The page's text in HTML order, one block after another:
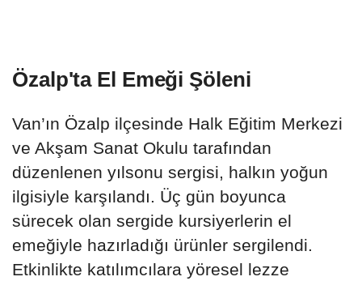
Özalp'ta El Emeği Şöleni
Van’ın Özalp ilçesinde Halk Eğitim Merkezi
ve Akşam Sanat Okulu tarafından
düzenlenen yılsonu sergisi, halkın yoğun
ilgisiyle karşılandı. Üç gün boyunca
sürecek olan sergide kursiyerlerin el
emeğiyle hazırladığı ürünler sergilendi.
Etkinlikte katılımcılara yöresel lezze